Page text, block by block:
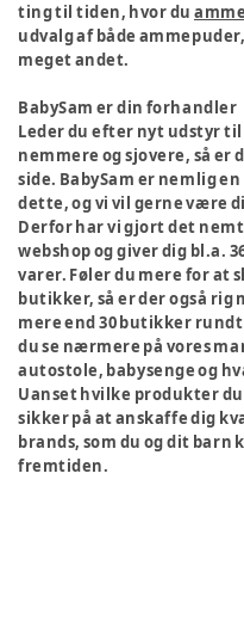
ting til tiden, hvor du
udvalg af både
meget andet.
BabySam er din forhandler
Leder du efter nyt udstyr
nemmere og sjovere, så
side. BabySam er nemlig
dette, og vi vil gerne være
Derfor har vi gjort det
webshop og giver dig bl.a.
varer. Føler du mere for at
butikker, så er der også
mere end 30 butikker
du se nærmere på vores
autostole, babysenge og
Uanset hvilke produkter
sikker på at anskaffe dig
brands, som du og dit barn
fremtiden.